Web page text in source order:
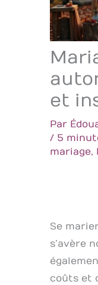
et
Par
/ 5
mariage,
Se
s’avère
coûts et